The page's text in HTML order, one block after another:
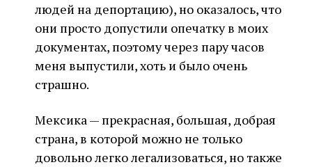
людей на депортацию), но оказалось, что
они просто допустили опечатку в моих
документах, поэтому через пару часов
меня выпустили, хоть и было очень
страшно.
Мексика — прекрасная, большая, добрая
страна, в которой можно не только
довольно легко легализоваться, но также